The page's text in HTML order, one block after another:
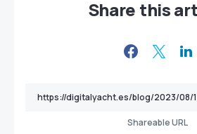
Share this
Shareable URL